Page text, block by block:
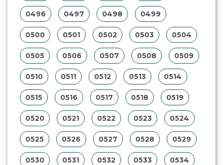
0496 0497 0498 0499
0500 0501 0502 0503 0504
0505 0506 0507 0508 0509
0510 0511 0512 0513 0514
0515 0516 0517 0518 0519
0520 0521 0522 0523 0524
0525 0526 0527 0528 0529
0530 0531 0532 0533 0534